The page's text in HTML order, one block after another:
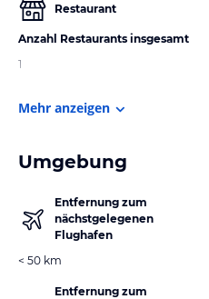
Restaurant
Anzahl Restaurants insgesamt
1
Mehr anzeigen
Umgebung
Entfernung zum
nächstgelegenen
Flughafen
< 50 km
Entfernung zum